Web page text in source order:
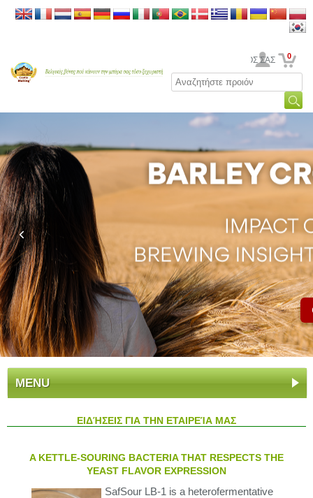
Ο ΛΟΓΑΡΙΑΣΜΟΣ ΣΑΣ 0
MENU
ΕΙΔΉΣΕΙΣ ΓΙΑ ΤΗΝ ΕΤΑΙΡΕΊΑ ΜΑΣ
A KETTLE-SOURING BACTERIA THAT RESPECTS THE
YEAST FLAVOR EXPRESSION
SafSour LB-1 is a heterofermentative